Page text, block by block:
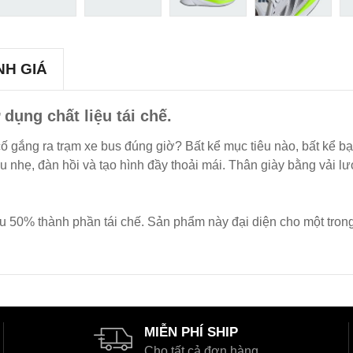
GIÁ
chất liệu tái chế.
ra trạm xe bus đúng giờ? Bất kể mục tiêu nào, bất kể
đàn hồi và tạo hình đầy thoải mái. Thân giày bằng vải
thành phần tái chế. Sản phẩm này đại diện cho một
MIỄN PHÍ SHIP